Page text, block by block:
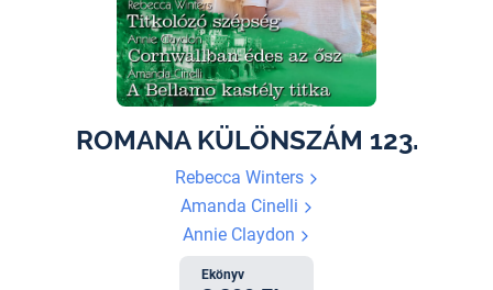
ROMANA KÜLÖNSZÁM 123.
Rebecca Winters
Amanda Cinelli
Annie Claydon
Ekönyv